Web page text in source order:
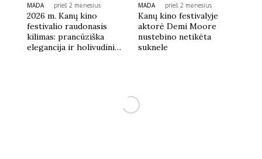
MADA prieš 2 mėnesius
2026 m. Kanų kino
festivalio raudonasis
kilimas: prancūziška
elegancija ir holivudinis
MADA prieš 2 mėnesius
Kanų kino festivalyje
aktorė Demi Moore
nustebino netikėta
suknele